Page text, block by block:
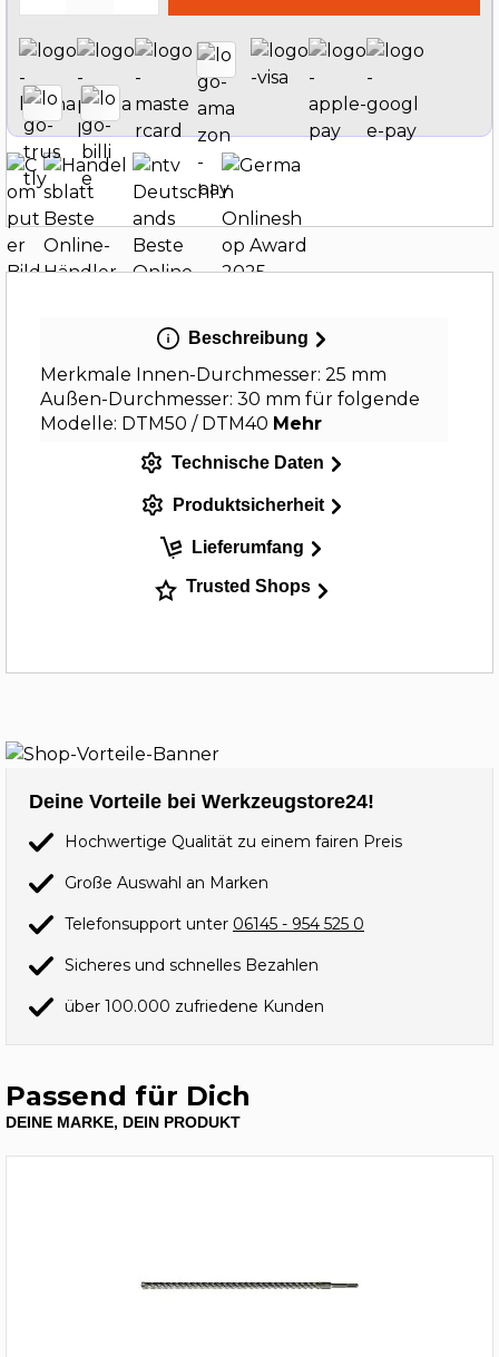
Beschreibung
Merkmale Innen-Durchmesser: 25 mm
Außen-Durchmesser: 30 mm für folgende
Modelle: DTM50 / DTM40 Mehr
Technische Daten
Produktsicherheit
Lieferumfang
Trusted Shops
Deine Vorteile bei Werkzeugstore24!
Hochwertige Qualität zu einem fairen Preis
Große Auswahl an Marken
Telefonsupport unter 06145 - 954 525 0
Sicheres und schnelles Bezahlen
über 100.000 zufriedene Kunden
Passend für Dich
DEINE MARKE, DEIN PRODUKT